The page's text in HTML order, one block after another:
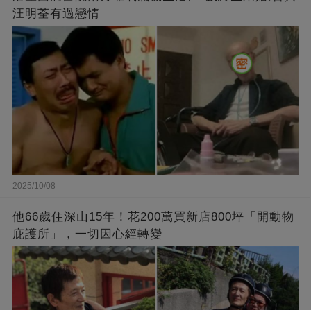
汪明荃有過戀情
2025/10/08
他66歲住深山15年！花200萬買新店800坪「開動物
庇護所」，一切因心經轉變